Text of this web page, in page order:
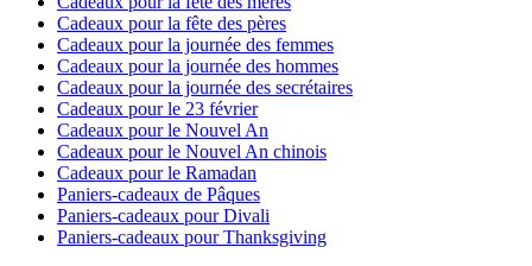
Cadeaux pour la fête des pères
Cadeaux pour la journée des femmes
Cadeaux pour la journée des hommes
Cadeaux pour la journée des secrétaires
Cadeaux pour le 23 février
Cadeaux pour le Nouvel An
Cadeaux pour le Nouvel An chinois
Cadeaux pour le Ramadan
Paniers-cadeaux de Pâques
Paniers-cadeaux pour Divali
Paniers-cadeaux pour Thanksgiving